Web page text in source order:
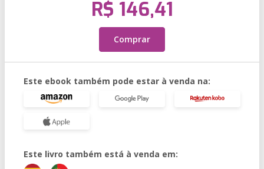
R$ 146,41
Comprar
Este ebook também pode estar à venda na:
Este livro também está à venda em: